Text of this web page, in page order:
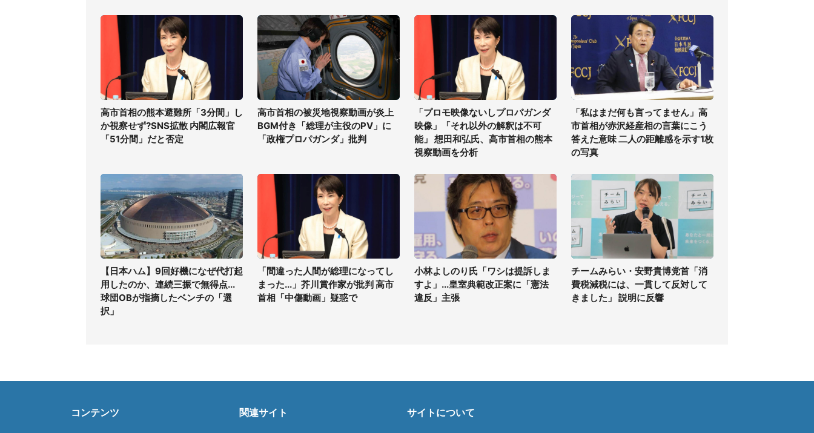
高市首相の熊本避難所「3分間」し
か視察せず?SNS拡散 内閣広報官
「51分間」だと否定
高市首相の被災地視察動画が炎上
BGM付き「総理が主役のPV」に
「政権プロパガンダ」批判
「プロモ映像ないしプロパガンダ
映像」「それ以外の解釈は不可
能」 想田和弘氏、高市首相の熊本
視察動画を分析
「私はまだ何も言ってません」高
市首相が赤沢経産相の言葉にこう
答えた意味 二人の距離感を示す1枚
の写真
【日本ハム】9回好機になぜ代打起
用したのか、連続三振で無得点...
球団OBが指摘したベンチの「選
択」
「間違った人間が総理になってし
まった...」芥川賞作家が批判 高市
首相「中傷動画」疑惑で
小林よしのり氏「ワシは提訴しま
すよ」...皇室典範改正案に「憲法
違反」主張
チームみらい・安野貴博党首「消
費税減税には、一貫して反対して
きました」 説明に反響
コンテンツ 関連サイト サイトについて